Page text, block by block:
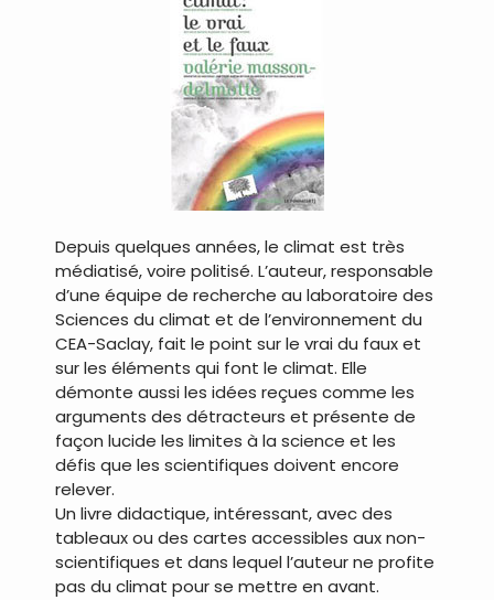
Depuis quelques années, le climat est très
médiatisé, voire politisé. L’auteur, responsable
d’une équipe de recherche au laboratoire des
Sciences du climat et de l’environnement du
CEA-Saclay, fait le point sur le vrai du faux et
sur les éléments qui font le climat. Elle
démonte aussi les idées reçues comme les
arguments des détracteurs et présente de
façon lucide les limites à la science et les
défis que les scientifiques doivent encore
relever.
Un livre didactique, intéressant, avec des
tableaux ou des cartes accessibles aux non-
scientifiques et dans lequel l’auteur ne profite
pas du climat pour se mettre en avant.